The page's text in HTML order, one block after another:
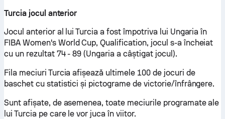
Turcia jocul anterior
Jocul anterior al lui Turcia a fost împotriva lui Ungaria în
FIBA Women's World Cup, Qualification, jocul s-a încheiat
cu un rezultat 74 - 89 (Ungaria a câștigat jocul).
Fila meciuri Turcia afișează ultimele 100 de jocuri de
baschet cu statistici și pictograme de victorie/înfrângere.
Sunt afișate, de asemenea, toate meciurile programate ale
lui Turcia pe care le vor juca în viitor.